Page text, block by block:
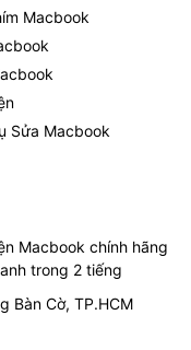
Macbook
Sửa Macbook
Macbook chính hãng
trong 2 tiếng
Bàn Cờ, TP.HCM